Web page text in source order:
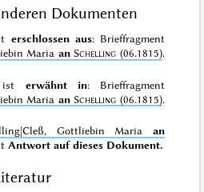
Dokumenten
erschlossen aus: Brieffragment
Maria an Schelling (06.1815).
ist erwähnt in: Brieffragment
Maria an Schelling (06.1815).
Gottliebin Maria an
Antwort auf dieses Dokument.